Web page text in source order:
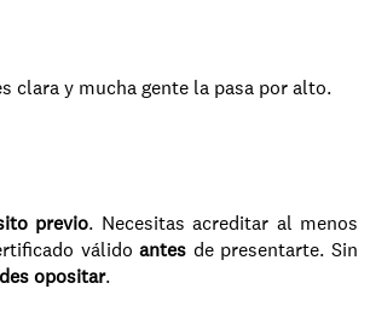
clara y mucha gente la pasa por alto.
previo
válido antes de presentarte. Sin
opositar.